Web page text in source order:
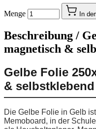
Menge In
Beschreibung /
magnetisch &
Gelbe Folie
& selbstklebend
Die Gelbe Folie in Gelb
Memoboard, in der